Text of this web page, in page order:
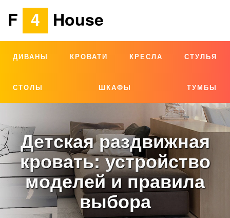
F 4 House
ДИВАНЫ КРОВАТИ КРЕСЛА СТУЛЬЯ
СТОЛЫ ШКАФЫ ТУМБЫ
Детская раздвижная
кровать: устройство
моделей и правила
выбора